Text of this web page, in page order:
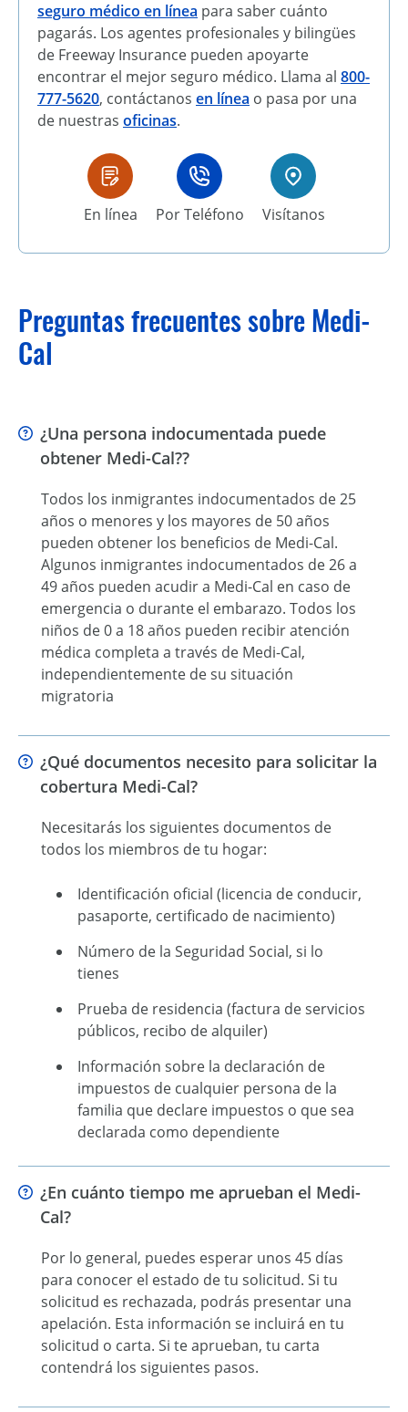
seguro médico en línea para saber cuánto
pagarás. Los agentes profesionales y bilingües
de Freeway Insurance pueden apoyarte
encontrar el mejor seguro médico. Llama al 800-
777-5620, contáctanos en línea o pasa por una
de nuestras oficinas.
En línea Por Teléfono Visítanos
Preguntas frecuentes sobre Medi-
Cal
¿Una persona indocumentada puede
obtener Medi-Cal??
Todos los inmigrantes indocumentados de 25
años o menores y los mayores de 50 años
pueden obtener los beneficios de Medi-Cal.
Algunos inmigrantes indocumentados de 26 a
49 años pueden acudir a Medi-Cal en caso de
emergencia o durante el embarazo. Todos los
niños de 0 a 18 años pueden recibir atención
médica completa a través de Medi-Cal,
independientemente de su situación
migratoria
¿Qué documentos necesito para solicitar la
cobertura Medi-Cal?
Necesitarás los siguientes documentos de
todos los miembros de tu hogar:
Identificación oficial (licencia de conducir,
pasaporte, certificado de nacimiento)
Número de la Seguridad Social, si lo
tienes
Prueba de residencia (factura de servicios
públicos, recibo de alquiler)
Información sobre la declaración de
impuestos de cualquier persona de la
familia que declare impuestos o que sea
declarada como dependiente
¿En cuánto tiempo me aprueban el Medi-
Cal?
Por lo general, puedes esperar unos 45 días
para conocer el estado de tu solicitud. Si tu
solicitud es rechazada, podrás presentar una
apelación. Esta información se incluirá en tu
solicitud o carta. Si te aprueban, tu carta
contendrá los siguientes pasos.